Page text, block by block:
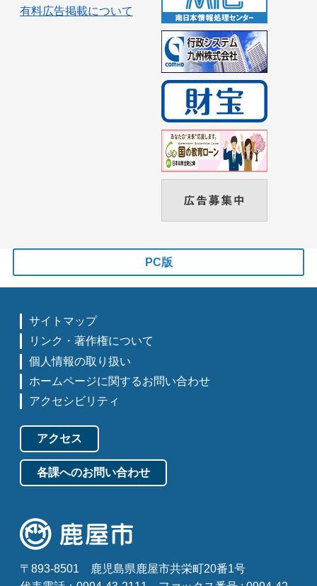
有料広告掲載について
PC版
サイトマップ
リンク・著作権について
個人情報の取り扱い
ホームページに関するお問い合わせ
アクセシビリティ
アクセス
各課へのお問い合わせ
〒893-8501
鹿児島県鹿屋市共栄町20番1号